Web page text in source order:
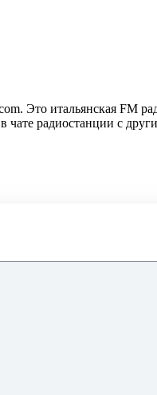
Это итальянская FM
чате радиостанции с